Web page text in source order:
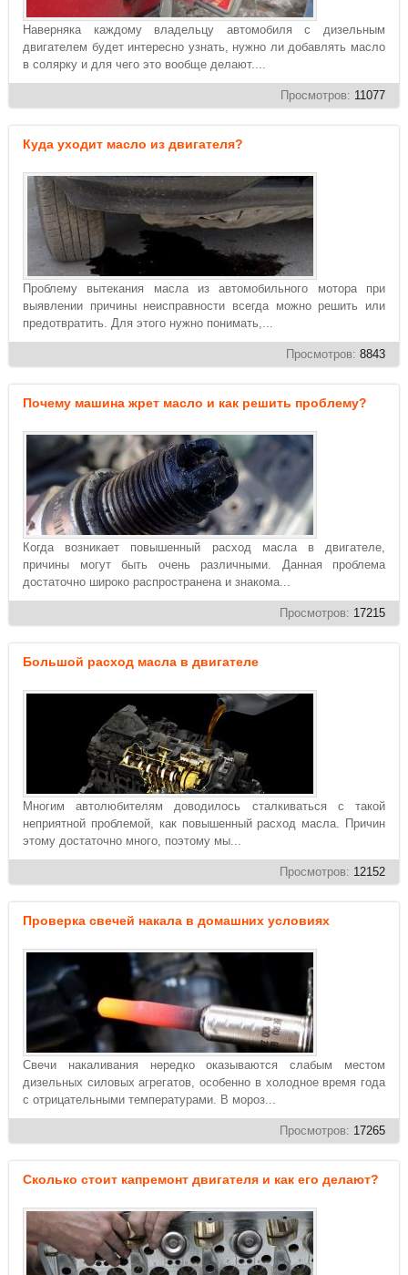
Наверняка каждому владельцу автомобиля с дизельным
двигателем будет интересно узнать, нужно ли добавлять масло
в солярку и для чего это вообще делают....
Просмотров: 11077
Куда уходит масло из двигателя?
Проблему вытекания масла из автомобильного мотора при
выявлении причины неисправности всегда можно решить или
предотвратить. Для этого нужно понимать,...
Просмотров: 8843
Почему машина жрет масло и как решить проблему?
Когда возникает повышенный расход масла в двигателе,
причины могут быть очень различными. Данная проблема
достаточно широко распространена и знакома...
Просмотров: 17215
Большой расход масла в двигателе
Многим автолюбителям доводилось сталкиваться с такой
неприятной проблемой, как повышенный расход масла. Причин
этому достаточно много, поэтому мы...
Просмотров: 12152
Проверка свечей накала в домашних условиях
Свечи накаливания нередко оказываются слабым местом
дизельных силовых агрегатов, особенно в холодное время года
с отрицательными температурами. В мороз...
Просмотров: 17265
Сколько стоит капремонт двигателя и как его делают?